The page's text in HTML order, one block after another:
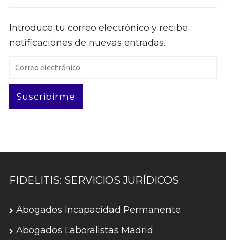
Introduce tu correo electrónico y recibe
notificaciones de nuevas entradas.
Correo
Suscribirme
FIDELITIS: SERVICIOS JURÍDICOS
Abogados Incapacidad Permanente
Abogados Laboralistas Madrid